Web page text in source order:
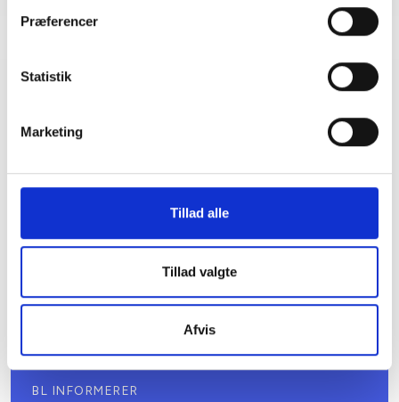
Præferencer
Statistik
Marketing
Tillad alle
Tillad valgte
Afvis
Højesteret afviser etablering af ladeboks
efter reglerne om installationsret
Nye puljer på vej til den almene sektor
BL INFORMERER